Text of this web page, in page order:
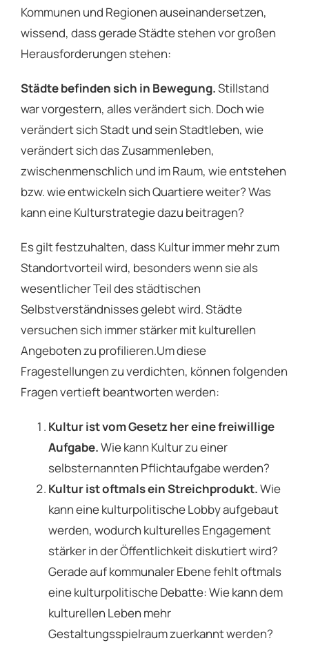
Kommunen und Regionen auseinandersetzen,
wissend, dass gerade Städte stehen vor großen
Herausforderungen stehen:
Städte befinden sich in Bewegung.Stillstand
war vorgestern, alles verändert sich. Doch wie
verändert sich Stadt und sein Stadtleben, wie
verändert sich das Zusammenleben,
zwischenmenschlich und im Raum, wie entstehen
bzw. wie entwickeln sich Quartiere weiter? Was
kann eine Kulturstrategie dazu beitragen?
Es gilt festzuhalten, dass Kultur immer mehr zum
Standortvorteil wird, besonders wenn sie als
wesentlicher Teil des städtischen
Selbstverständnisses gelebt wird. Städte
versuchen sich immer stärker mit kulturellen
Angeboten zu profilieren.Um diese
Fragestellungen zu verdichten, können folgenden
Fragen vertieft beantworten werden:
Kultur ist vom Gesetz her eine freiwillige
Aufgabe.Wie kann Kultur zu einer
selbsternannten Pflichtaufgabe werden?
Kultur ist oftmals ein Streichprodukt.Wie
kann eine kulturpolitische Lobby aufgebaut
werden, wodurch kulturelles Engagement
stärker in der Öffentlichkeit diskutiert wird?
Gerade auf kommunaler Ebene fehlt oftmals
eine kulturpolitische Debatte: Wie kann dem
kulturellen Leben mehr
Gestaltungsspielraum zuerkannt werden?